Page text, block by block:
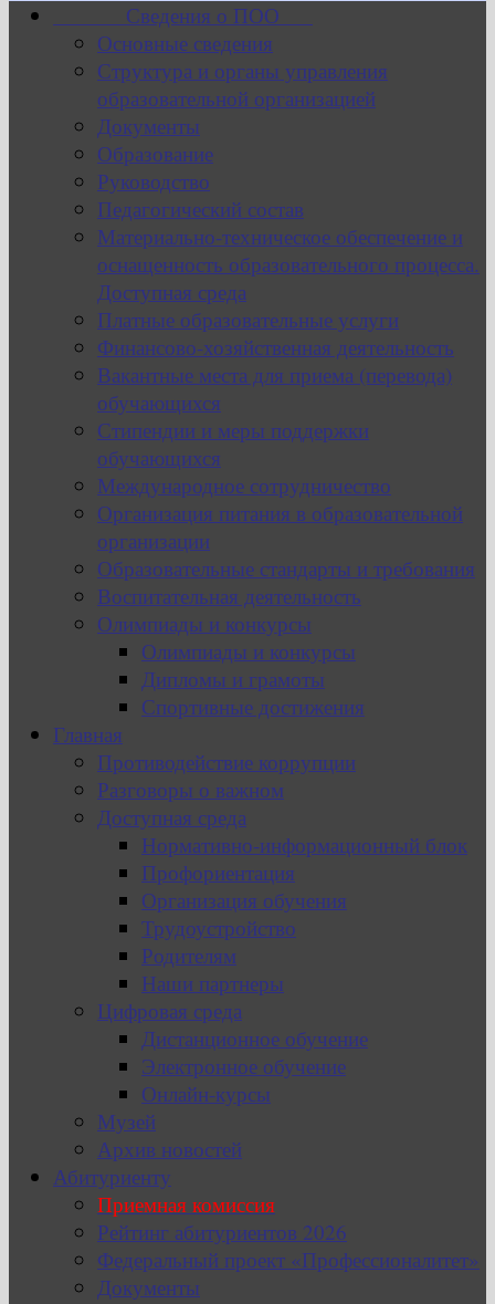
Сведения о ПОО
Основные сведения
Структура и органы управления
образовательной организацией
Документы
Образование
Руководство
Педагогический состав
Материально-техническое обеспечение и
оснащенность образовательного процесса.
Доступная среда
Платные образовательные услуги
Финансово-хозяйственная деятельность
Вакантные места для приема (перевода)
обучающихся
Стипендии и меры поддержки
обучающихся
Международное сотрудничество
Организация питания в образовательной
организации
Образовательные стандарты и требования
Воспитательная деятельность
Олимпиады и конкурсы
Олимпиады и конкурсы
Дипломы и грамоты
Спортивные достижения
Главная
Противодействие коррупции
Разговоры о важном
Доступная среда
Нормативно-информационный блок
Профориентация
Организация обучения
Трудоустройство
Родителям
Наши партнеры
Цифровая среда
Дистанционное обучение
Электронное обучение
Онлайн-курсы
Музей
Архив новостей
Абитуриенту
Приемная комиссия
Рейтинг абитуриентов 2026
Федеральный проект «Профессионалитет»
Документы